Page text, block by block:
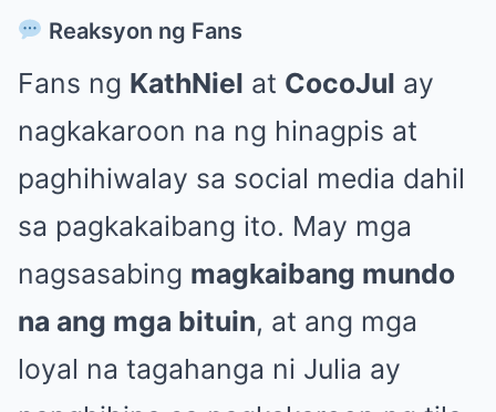
Reaksyon ng Fans
Fans ng KathNiel at CocoJul ay
nagkakaroon na ng hinagpis at
paghihiwalay sa social media dahil
sa pagkakaibang ito. May mga
nagsasabing magkaibang mundo
na ang mga bituin, at ang mga
loyal na tagahanga ni Julia ay